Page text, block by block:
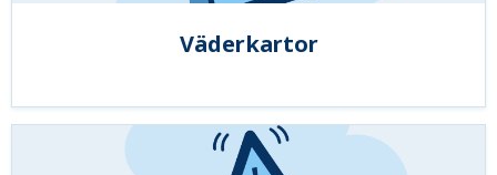
Väderkartor